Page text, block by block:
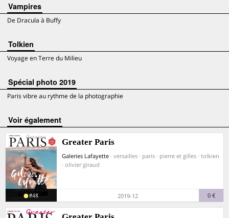
Vampires
De Dracula à Buffy
Tolkien
Voyage en Terre du Milieu
Spécial photo 2019
Paris vibre au rythme de la photographie
voir également
Greater Paris
Galeries Lafayette · versailles · paris · pierre et gilles · tolkien
· olivier giraud
#48 2019-12 0 €